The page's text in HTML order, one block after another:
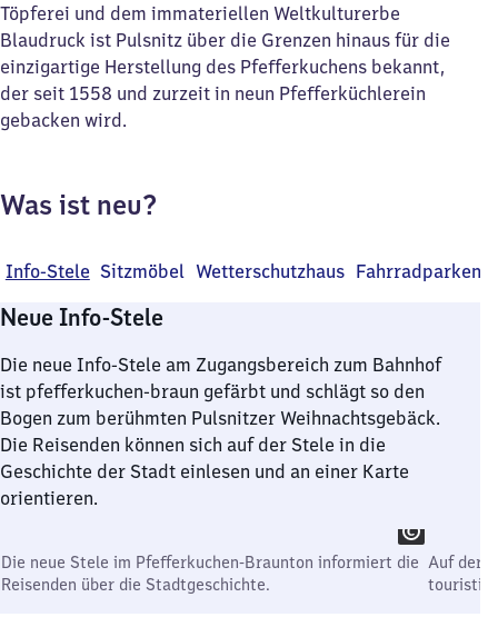
Töpferei und dem immateriellen Weltkulturerbe
Blaudruck ist Pulsnitz über die Grenzen hinaus für die
einzigartige Herstellung des Pfefferkuchens bekannt,
der seit 1558 und zurzeit in neun Pfefferküchlerein
gebacken wird.
Was ist neu?
Info-Stele Sitzmöbel Wetterschutzhaus Fahrradparken
Neue Info-Stele
Die neue Info-Stele am Zugangsbereich zum Bahnhof
ist pfefferkuchen-braun gefärbt und schlägt so den
Bogen zum berühmten Pulsnitzer Weihnachtsgebäck.
Die Reisenden können sich auf der Stele in die
Geschichte der Stadt einlesen und an einer Karte
orientieren.
Die neue Stele im Pfefferkuchen-Braunton informiert die
Reisenden über die Stadtgeschichte.
Auf der